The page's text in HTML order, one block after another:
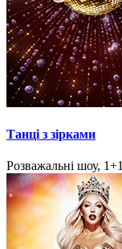
Танці з зірками
Розважальні шоу, 1+1